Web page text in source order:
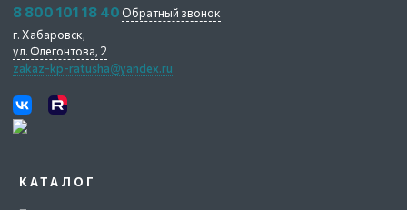
КАТАЛОГ
8 800 101 18 40 Обратный звонок
г. Хабаровск,
ул. Флегонтова, 2
zakaz-kp-ratusha@yandex.ru